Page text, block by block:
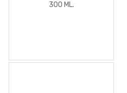
300 ML.